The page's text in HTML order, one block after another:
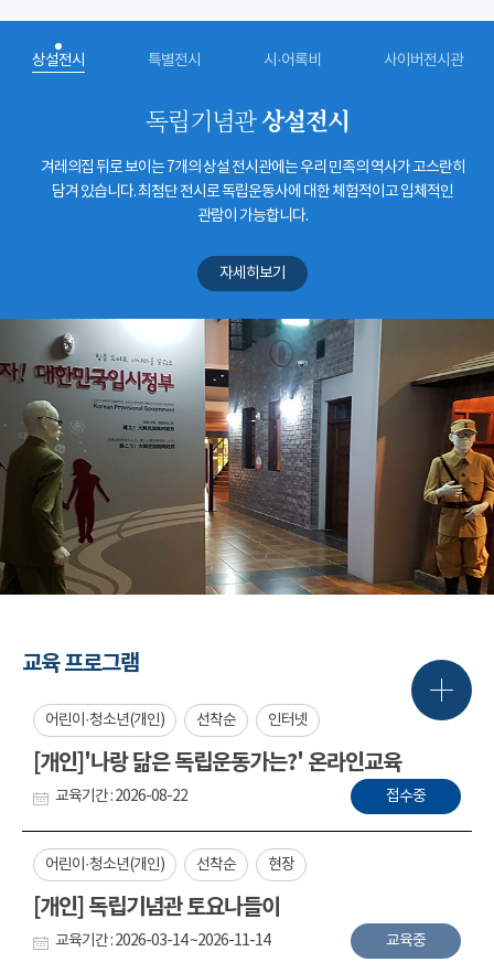
상설전시 특별전시 시·어록비 사이버전시관
독립기념관상설전시
겨레의집 뒤로 보이는 7개의 상설 전시관에는 우리 민족의 역사가 고스란히
담겨 있습니다. 최첨단 전시로 독립운동사에 대한 체험적이고 입체적인
관람이 가능합니다.
자세히보기
교육 프로그램
어린이·청소년(개인) 선착순 인터넷
[개인]'나랑 닮은 독립운동가는?' 온라인교육
교육기간 : 2026-08-22 접수중
어린이·청소년(개인) 선착순 현장
[개인] 독립기념관 토요나들이
교육기간 : 2026-03-14 ~2026-11-14 교육중